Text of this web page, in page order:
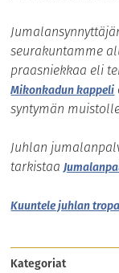
seurakuntamme
praasniekkaa eli
Mikonkadun kappeli
syntymän
Juhlan
tarkistaa
Kuuntele juhlan
Kategoriat